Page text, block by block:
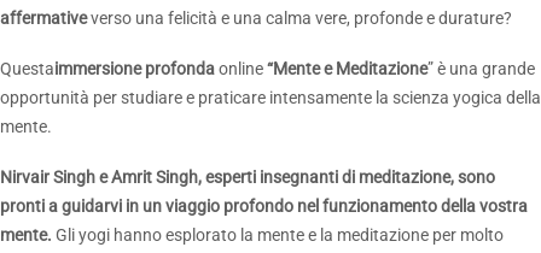
affermativeverso una felicità e una calma vere, profonde e durature?
Questaimmersione profondaonline“Mente e Meditazione” è una grande
opportunità per studiare e praticare intensamente la scienza yogica della
mente.
Nirvair Singh e Amrit Singh, esperti insegnanti di meditazione, sono
pronti a guidarvi in un viaggio profondo nel funzionamento della vostra
mente. Gli yogi hanno esplorato la mente e la meditazione per molto